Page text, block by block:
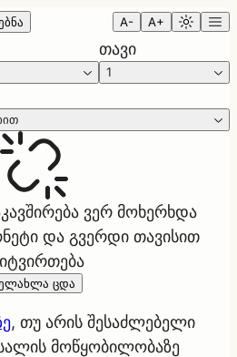
A- A+
თავი
1
ვერ მოხერხდა
და გვერდი თავისით
ცდა
, თუ არის შესაძლებელი
მოწყობილობაზე